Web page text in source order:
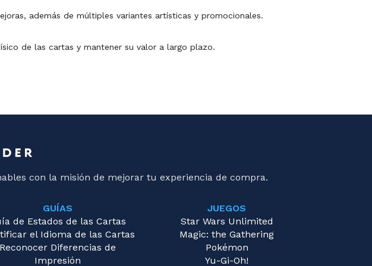
además de múltiples variantes artísticas y promocionales.
de las cartas y mantener su valor a largo plazo.
con la misión de mejorar tu experiencia de compra.
GUÍAS
de Estados de las Cartas
el Idioma de las Cartas
Reconocer Diferencias de
Impresión
JUEGOS
Star Wars Unlimited
Magic: the Gathering
Pokémon
Yu-Gi-Oh!